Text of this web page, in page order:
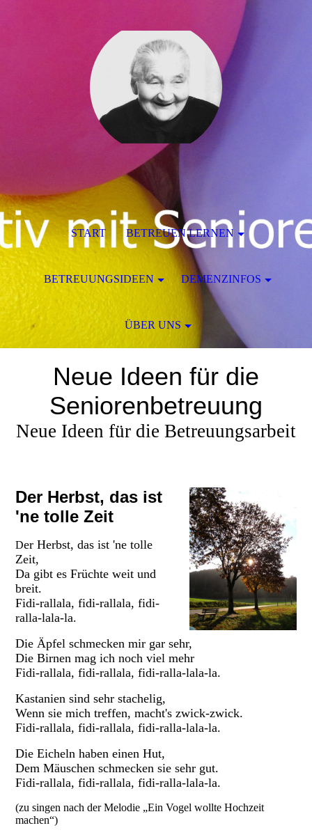
Neue Ideen für die
Seniorenbetreuung
Neue Ideen für die Betreuungsarbeit
Der Herbst, das ist
'ne tolle Zeit
Der Herbst, das ist 'ne tolle
Zeit,
Da gibt es Früchte weit und
breit.
Fidi-rallala, fidi-rallala, fidi-
ralla-lala-la.
Die Äpfel schmecken mir gar sehr,
Die Birnen mag ich noch viel mehr
Fidi-rallala, fidi-rallala, fidi-ralla-lala-la.
Kastanien sind sehr stachelig,
Wenn sie mich treffen, macht's zwick-zwick.
Fidi-rallala, fidi-rallala, fidi-ralla-lala-la.
Die Eicheln haben einen Hut,
Dem Mäuschen schmecken sie sehr gut.
Fidi-rallala, fidi-rallala, fidi-ralla-lala-la.
(zu singen nach der Melodie „Ein Vogel wollte Hochzeit
machen“)
START BETREUEN LERNEN
BETREUUNGSIDEEN DEMENZINFOS
ÜBER UNS